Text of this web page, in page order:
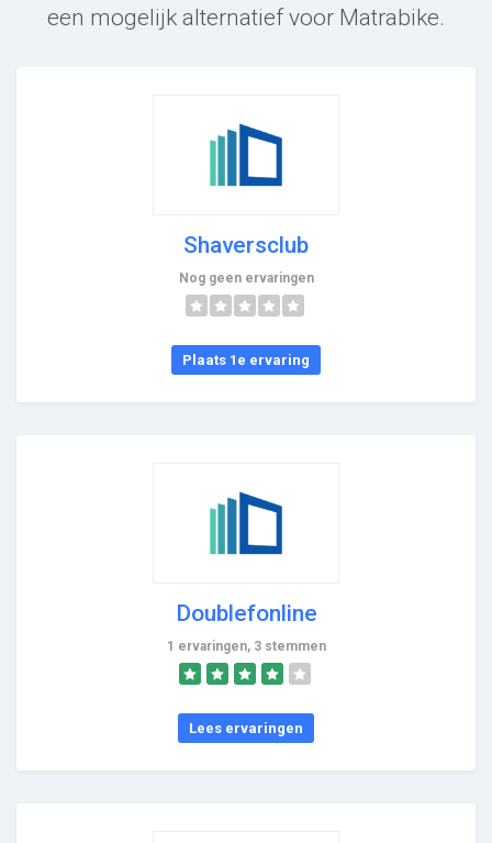
een mogelijk alternatief voor Matrabike.
Shaversclub
Nog geen ervaringen
Plaats 1e ervaring
Doublefonline
1 ervaringen, 3 stemmen
Lees ervaringen